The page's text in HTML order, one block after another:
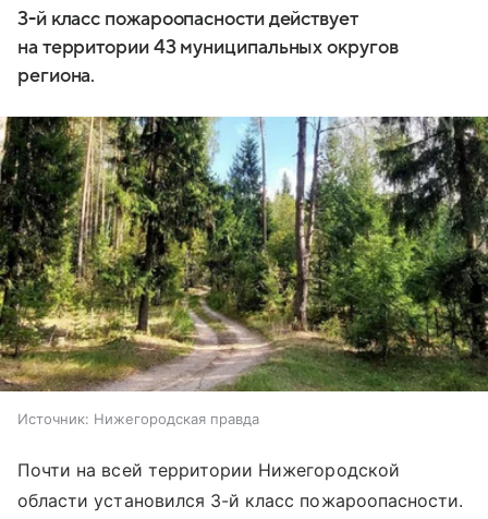
3-й класс пожароопасности действует
на территории 43 муниципальных округов
региона.
Источник: Нижегородская правда
Почти на всей территории Нижегородской
области установился 3-й класс пожароопасности.